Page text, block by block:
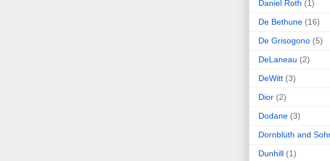
Daniel Roth (1)
De Bethune (16)
De Grisogono (5)
DeLaneau (2)
DeWitt (3)
Dior (2)
Dodane (3)
Dornblüth and
Dunhill (1)